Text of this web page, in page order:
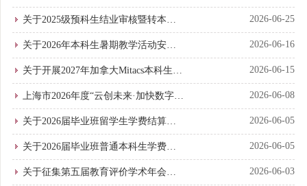
辅修录取名单
关于2025级预科生结业审核暨转本科
阶段录取工作安排的通知
2026-06-25
关于2026年本科生暑期教学活动安排
与选课的通知
2026-06-16
关于开展2027年加拿大Mitacs本科生实
习项目申请与推荐工作的通知
2026-06-15
上海市2026年度“云创未来·加快数字教
材建设与应用交流会”举行
2026-06-08
关于2026届毕业班留学生学费结算事
宜的通知
2026-06-05
关于2026届毕业班普通本科生学费结
算事宜的通知
2026-06-05
关于征集第五届教育评价学术年会会 2026-06-03